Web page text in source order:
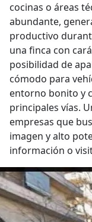
cocinas o áreas
abundante,
productivo
una finca con
posibilidad de
cómodo para
entorno bonito y
principales vías.
empresas que
imagen y alto
información o